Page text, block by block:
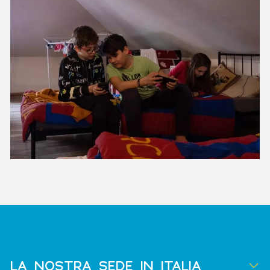
LA NOSTRA SEDE IN ITALIA